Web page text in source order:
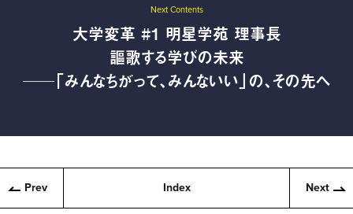
Next Contents
大学変革 #1 明星学苑 理事長
謳歌する学びの未来
──「みんなちがって、みんないい」の、その先へ
Prev Index Next